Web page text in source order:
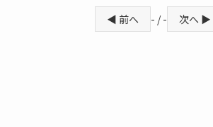
◀ 前へ - / - 次へ ▶